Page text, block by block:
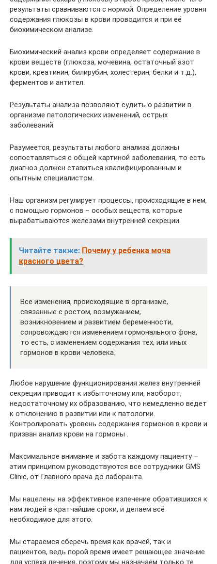
результаты сравниваются с нормой. Определение уровня
содержания глюкозы в крови проводится и при её
биохимическом анализе.
Биохимический анализ крови определяет содержание в
крови веществ (глюкоза, мочевина, остаточный азот
крови, креатинин, билирубин, холестерин, белки и т.д.),
ферментов и антител.
Результаты анализа позволяют судить о развитии в
организме патологических изменений, острых
заболеваний.
Разумеется, результаты любого анализа должны
сопоставляться с общей картиной заболевания, то есть
диагноз должен ставиться квалифицированным и
опытным специалистом.
Наш организм регулирует процессы, происходящие в нем,
с помощью гормонов – особых веществ, которые
вырабатываются железами внутренней секреции.
Читайте также: Почему у ребенка моча
красного цвета?
Все изменения, происходящие в организме,
связанные с ростом, возмужанием,
возникновением и развитием беременности,
сопровождаются изменением гормонального фона,
то есть, с изменением содержания тех, или иных
гормонов в крови человека.
Любое нарушение функционирования желез внутренней
секреции приводит к избыточному или, наоборот,
недостаточному их образованию, что немедленно ведет
к отклонению в развитии или к патологии.
Контролировать уровень содержания гормонов в крови и
призван анализ крови на гормоны .
Максимальное внимание и забота каждому пациенту –
этим принципом руководствуются все сотрудники GMS
Cliniс, от Главного врача до лаборанта.
Мы нацелены на эффективное излечение обратившихся к
нам людей в кратчайшие сроки, и делаем всё
необходимое для этого.
Мы стараемся сберечь время как врачей, так и
пациентов, ведь порой время имеет решающее значение
для успеха лечения, поэтому мы назначаем только те